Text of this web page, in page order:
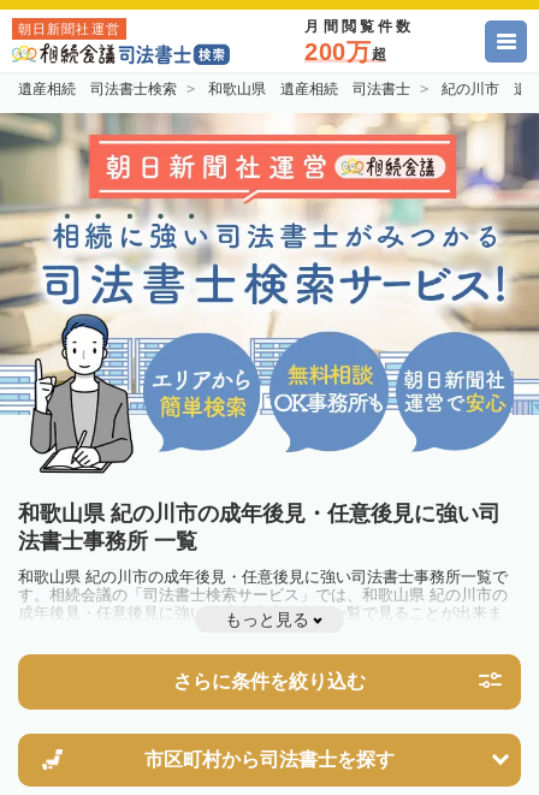
朝日新聞社運営 月間閲覧件数
200万超
遺産相続 司法書士検索 和歌山県 遺産相続 司法書士 紀の川市 遺
和歌山県 紀の川市の成年後見・任意後見に強い司
法書士事務所 一覧
和歌山県 紀の川市の成年後見・任意後見に強い司法書士事務所一覧で
す。相続会議の「司法書士検索サービス」では、和歌山県 紀の川市の
成年後見・任意後見に強い司法書士事務所を一覧で見ることが出来ま
す。相続のトラブルやお悩みを抱えている方は一度近隣の司法書士に相
もっと見る
さらに条件を絞り込む
市区町村から司法書士を探す